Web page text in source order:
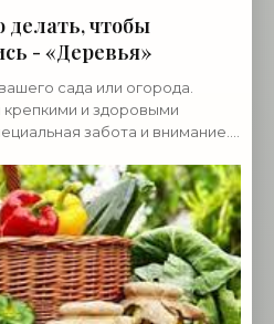
делать, чтобы
- «Деревья»
сада или огорода.
крепкими и здоровыми
забота и внимание.